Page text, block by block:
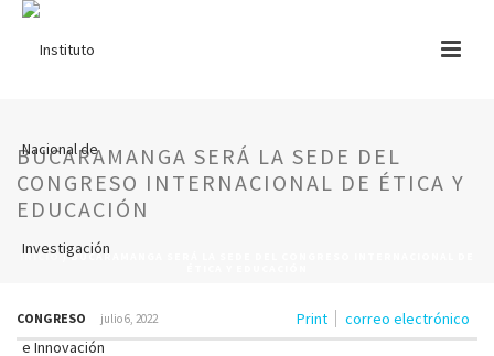
BUCARAMANGA SERÁ LA SEDE DEL
CONGRESO INTERNACIONAL DE ÉTICA Y
EDUCACIÓN
INICIO/BUCARAMANGA SERÁ LA SEDE DEL CONGRESO INTERNACIONAL DE
Print correo electrónico
CONGRESO julio 6, 2022